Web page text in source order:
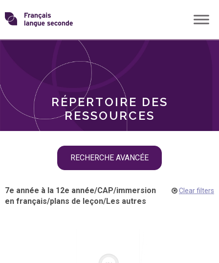
Skip
toTransformons
langue
RÉPERTOIRE DES
RESSOURCES
RECHERCHE AVANCÉE
THÈMES
7e année à la 12e année/CAP/immersion
en français/plans de leçon/Les autres
Clear filters